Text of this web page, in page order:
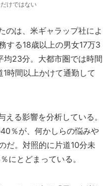
けではない
のは、米ギャラップ社によ
する18歳以上の男女17万3
均23分。大都市圏では時間
時間以上かけて通勤して
る影響を分析している。
％が、何かしらの悩みや
だ。対照的に片道10分未
にとどまっている。